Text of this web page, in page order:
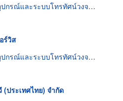
กรณ์และระบบโทรทัศน์วงจรปิด
ร์วิส
กรณ์และระบบโทรทัศน์วงจรปิด
ประเทศไทย) จำกัด